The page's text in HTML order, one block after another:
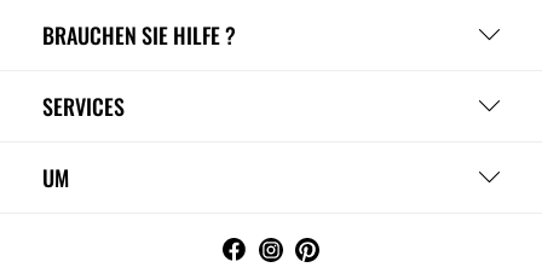
BRAUCHEN SIE HILFE ?
SERVICES
UM